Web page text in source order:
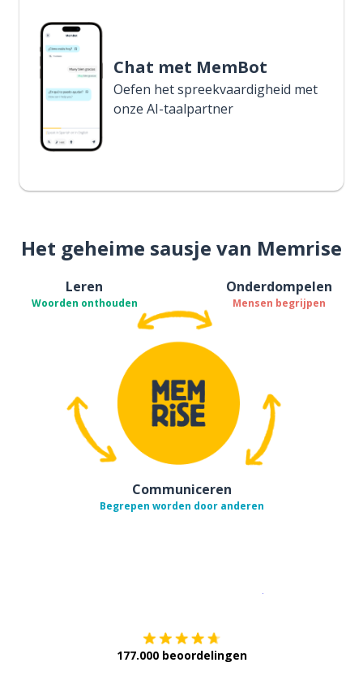
Chat met MemBot
Oefen het spreekvaardigheid met
onze AI-taalpartner
Het geheime sausje van Memrise
Leren
Woorden onthouden
Onderdompelen
Mensen begrijpen
Communiceren
Begrepen worden door anderen
177.000 beoordelingen